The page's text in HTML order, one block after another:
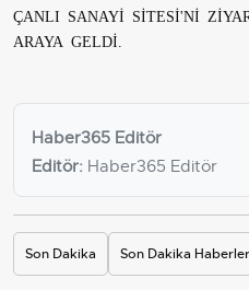
ÇANLI SANAYİ SİTESİ'Nİ
ARAYA GELDİ.
Haber365 Editör
Editör: Haber365 Editör
Son Dakika Son Dakika